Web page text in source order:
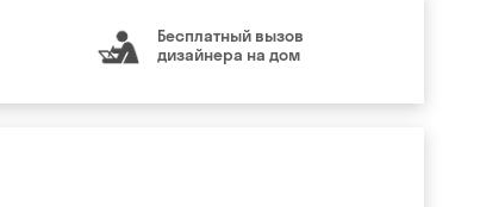
Бесплатный вызов
дизайнера на дом